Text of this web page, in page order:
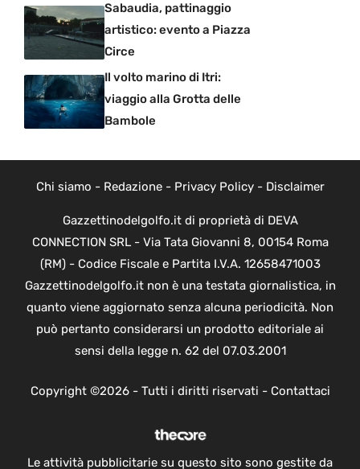
Sabaudia, pattinaggio
artistico: evento a Piazza
Circe
Il volto marino di Itri:
viaggio alla Grotta delle
Bambole
Chi siamo - Redazione- Privacy Policy- Disclaimer
Gazzettinodelgolfo.it di proprietà di DEVA
CONNECTION SRL - Via Tata Giovanni 8, 00154 Roma
(RM) - Codice Fiscale e Partita I.V.A. 12658471003
Gazzettinodelgolfo.it non è una testata giornalistica, in
quanto viene aggiornato senza alcuna periodicità. Non
può pertanto considerarsi un prodotto editoriale ai
sensi della legge n. 62 del 07.03.2001
Copyright ©2026 - Tutti i diritti riservati - Contattaci
Le attività pubblicitarie su questo sito sono gestite da